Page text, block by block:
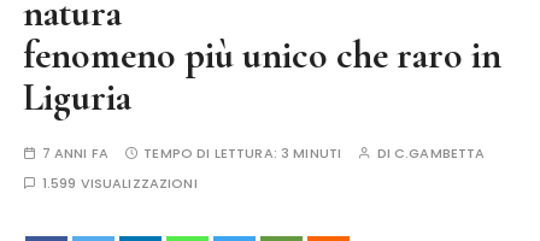
natura
fenomeno più unico che raro in
Liguria
7 ANNI FA TEMPO DI LETTURA: 3 MINUTI DI C.GAMBETTA
1.599 VISUALIZZAZIONI